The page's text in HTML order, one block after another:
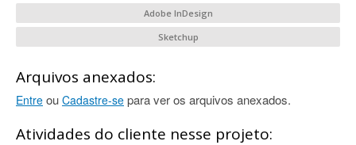
Adobe InDesign
Sketchup
Arquivos anexados:
Entre ou Cadastre-se para ver os arquivos anexados.
Atividades do cliente nesse projeto: